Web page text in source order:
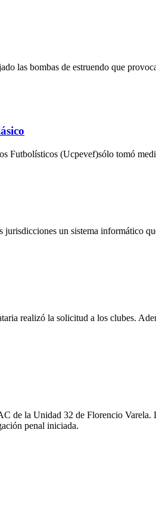
las bombas de estruendo que
(Ucpevef)sólo tomó
un sistema informático
realizó la solicitud a los clubes.
la Unidad 32 de Florencio Varela.
penal iniciada.